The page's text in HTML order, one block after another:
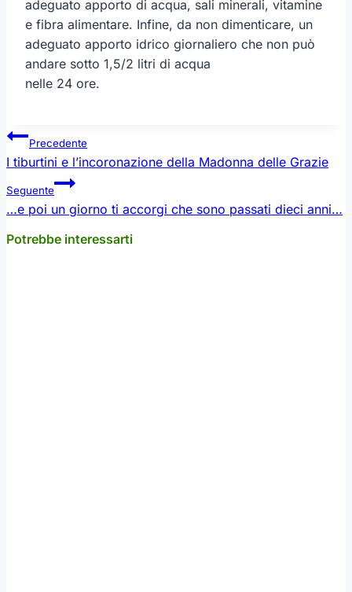
adeguato apporto di acqua, sali minerali, vitamine
e fibra alimentare. Infine, da non dimenticare, un
adeguato apporto idrico giornaliero che non può
andare sotto 1,5/2 litri di acqua
nelle 24 ore.
Navigazione
articoli
Precedente
I tiburtini e l’incoronazione della Madonna delle Grazie
Seguente
…e poi un giorno ti accorgi che sono passati dieci anni…
Potrebbe interessarti